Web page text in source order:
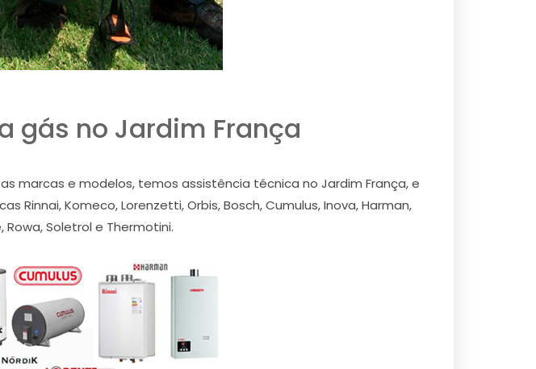
gás no Jardim França
marcas e modelos, temos assistência técnica no Jardim França, e
Komeco, Lorenzetti, Orbis, Bosch, Cumulus, Inova, Harman,
Rowa, Soletrol e Thermotini.